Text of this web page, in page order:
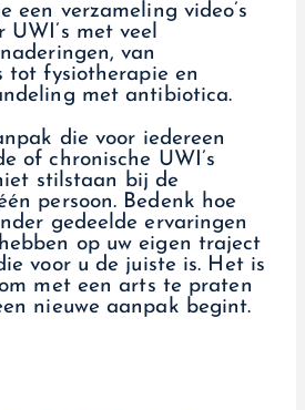
een verzameling video’s
UWI’s met veel
van
tot fysiotherapie en
met antibiotica.
die voor iedereen
of chronische UWI’s
stilstaan bij de
persoon. Bedenk hoe
gedeelde ervaringen
op uw eigen traject
voor u de juiste is. Het is
met een arts te praten
nieuwe aanpak begint.